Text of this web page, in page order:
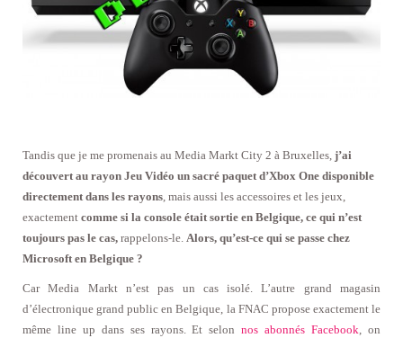
Tandis que je me promenais au Media Markt City 2 à Bruxelles, j’ai
découvert au rayon Jeu Vidéo un sacré paquet d’Xbox One disponible
directement dans les rayons, mais aussi les accessoires et les jeux,
exactement comme si la console était sortie en Belgique, ce qui n’est
toujours pas le cas, rappelons-le. Alors, qu’est-ce qui se passe chez
Microsoft en Belgique ?
Car Media Markt n’est pas un cas isolé. L’autre grand magasin
d’électronique grand public en Belgique, la FNAC propose exactement le
même line up dans ses rayons. Et selonnos abonnés Facebook, on